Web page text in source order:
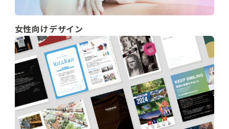
女性向けデザイン